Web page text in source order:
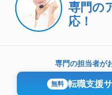
専門の
応！
専門の担当者が
無料 転職支援